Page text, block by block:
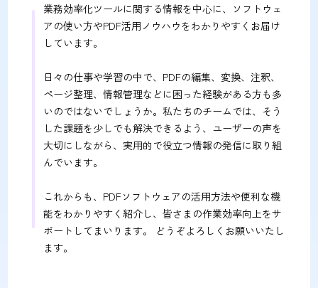
業務効率化ツールに関する情報を中心に、ソフトウェ
アの使い方やPDF活用ノウハウをわかりやすくお届け
しています。
日々の仕事や学習の中で、PDFの編集、変換、注釈、
ページ整理、情報管理などに困った経験がある方も多
いのではないでしょうか。私たちのチームでは、そう
した課題を少しでも解決できるよう、ユーザーの声を
大切にしながら、実用的で役立つ情報の発信に取り組
んでいます。
これからも、PDFソフトウェアの活用方法や便利な機
能をわかりやすく紹介し、皆さまの作業効率向上をサ
ポートしてまいります。 どうぞよろしくお願いいたし
ます。